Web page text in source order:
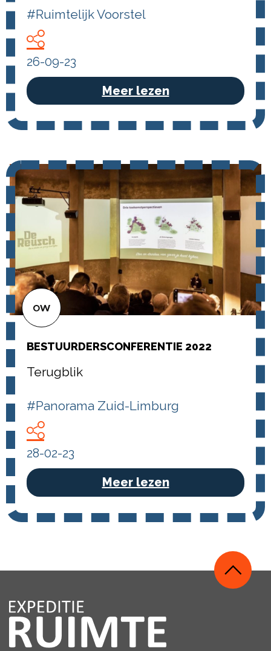
#Ruimtelijk Voorstel
Meer lezen
26-09-23
BE­STUUR­DERS­CON­FE­REN­TIE 2022
Terugblik
#Panorama Zuid-Limburg
Meer lezen
28-02-23